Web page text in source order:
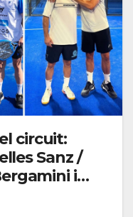
circuit:
Sanz /
i